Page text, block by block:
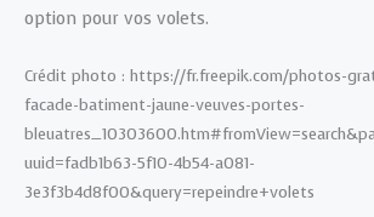
option pour vos volets.
Crédit photo : https://fr.freepik.com/photos-
facade-batiment-jaune-veuves-portes-
uuid=fadb1b63-5f10-4b54-a081-
3e3f3b4d8f00&query=repeindre+volets